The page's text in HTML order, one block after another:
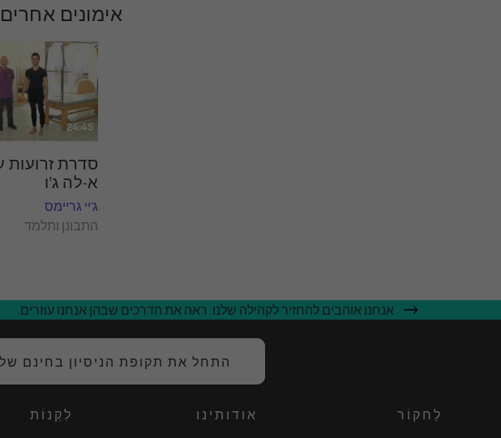
אימונים
24:45
סדרת זרועות
א-לה ג'ו
ג'יי גריימס
התבונן ותלמד
אנחנו אוהבים להחזיר לקהילה שלנו. ראה את הדרכים שבהן אנחנו עוזרים.
התחל את תקופת הניסיון בחינם
לַחקוֹר אודותינו לִקְנוֹת